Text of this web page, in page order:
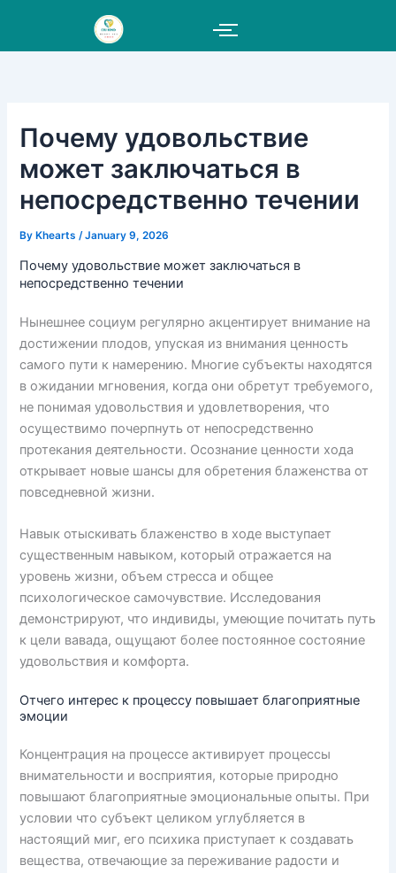
content
Почему удовольствие
может заключаться в
непосредственно течении
By Khearts/January 9, 2026
Почему удовольствие может заключаться в
непосредственно течении
Нынешнее социум регулярно акцентирует внимание на
достижении плодов, упуская из внимания ценность
самого пути к намерению. Многие субъекты находятся
в ожидании мгновения, когда они обретут требуемого,
не понимая удовольствия и удовлетворения, что
осуществимо почерпнуть от непосредственно
протекания деятельности. Осознание ценности хода
открывает новые шансы для обретения блаженства от
повседневной жизни.
Навык отыскивать блаженство в ходе выступает
существенным навыком, который отражается на
уровень жизни, объем стресса и общее
психологическое самочувствие. Исследования
демонстрируют, что индивиды, умеющие почитать путь
к цели вавада, ощущают более постоянное состояние
удовольствия и комфорта.
Отчего интерес к процессу повышает благоприятные
эмоции
Концентрация на процессе активирует процессы
внимательности и восприятия, которые природно
повышают благоприятные эмоциональные опыты. При
условии что субъект целиком углубляется в
настоящий миг, его психика приступает к создавать
вещества, отвечающие за переживание радости и